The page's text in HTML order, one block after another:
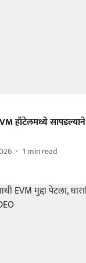
हॉटेलमध्ये सापडल्याने
1 min read